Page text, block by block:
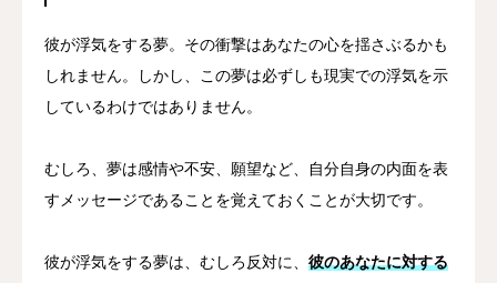
彼が浮気をする夢。その衝撃はあなたの心を揺さぶるかも
しれません。しかし、この夢は必ずしも現実での浮気を示
しているわけではありません。
むしろ、夢は感情や不安、願望など、自分自身の内面を表
すメッセージであることを覚えておくことが大切です。
彼が浮気をする夢は、むしろ反対に、 彼のあなたに対する